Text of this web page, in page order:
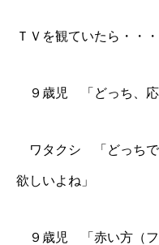
ＴＶを観ていたら・・・
９歳児 「どっち、応
ワタクシ 「どっちで
欲しいよね」
９歳児 「赤い方（フ